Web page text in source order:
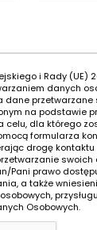
i Rady (UE)
danych
dane
na podstawie
dla którego
formularza
drogę
Pani prawo
a także
Osobowych.